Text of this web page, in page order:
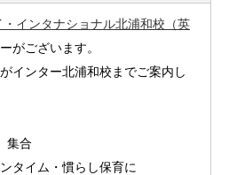
・インタナショナル北浦和校（英
がございます。
インター北浦和校までご案内し
集合
タイム・慣らし保育に